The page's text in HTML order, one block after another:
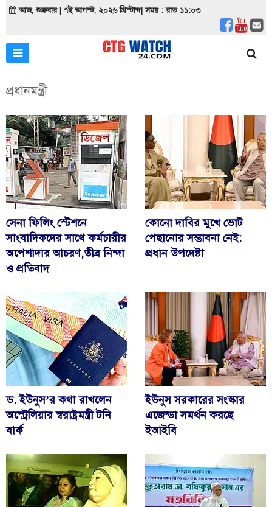
আজ, শুক্রবার | ৭ই আগস্ট, ২০২৬ খ্রিস্টাব্দ| সময় : রাত ১১:০৩
প্রধানমন্ত্রী
সেনা ফিলিং স্টেশনে
সাংবাদিকদের সাথে কর্মচারীর
অপেশাদার আচরণ,তীব্র নিন্দা
ও প্রতিবাদ
কোনো দাবির মুখে ভোট
পেছানোর সম্ভাবনা নেই:
প্রধান উপদেষ্টা
ড. ইউনুস’র কথা রাখলেন
অস্ট্রেলিয়ার স্বরাষ্ট্রমন্ত্রী টনি
বার্ক
ইউনুস সরকারের সংস্কার
এজেন্ডা সমর্থন করছে
ইআইবি